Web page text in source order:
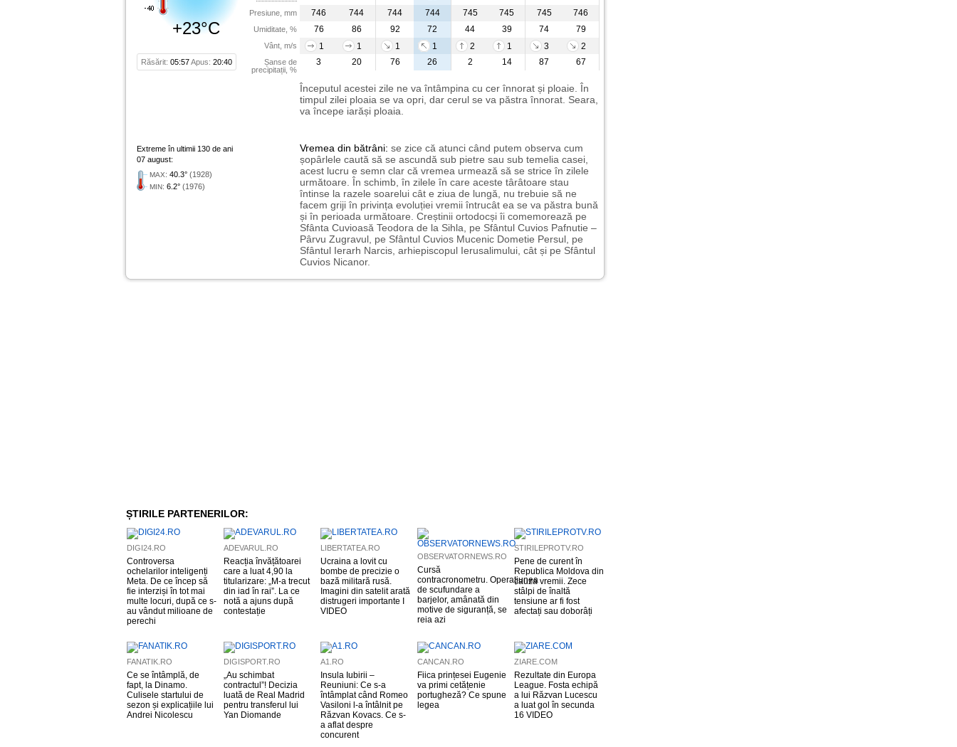
+23°C
Răsărit: 05:57Apus: 20:40
Presiune, mm
Umiditate, %
Vânt, m/s
Șanse de
precipitații, %
746
744 744 744 745 745 745
746
76
86 92 72 44 39 74
79
1
1 1 1 2 1 3
2
3
20 76 26 2 14 87 67
Începutul acestei zile ne va întâmpina cu cer înnorat și ploaie. În
timpul zilei ploaia se va opri, dar cerul se va păstra înnorat. Seara,
va începe iarăși ploaia.
Extreme în ultimii 130 de ani
07 august:
MAX: 40.3° (1928)
MIN: 6.2° (1976)
Vremea din bătrâni: se zice că atunci când putem observa cum
șopârlele caută să se ascundă sub pietre sau sub temelia casei,
acest lucru e semn clar că vremea urmează să se strice în zilele
următoare. În schimb, în zilele în care aceste târâtoare stau
întinse la razele soarelui cât e ziua de lungă, nu trebuie să ne
facem griji în privința evoluției vremii întrucât ea se va păstra bună
și în perioada următoare. Creștinii ortodocși îi comemorează pe
Sfânta Cuvioasă Teodora de la Sihla, pe Sfântul Cuvios Pafnutie –
Pârvu Zugravul, pe Sfântul Cuvios Mucenic Dometie Persul, pe
Sfântul Ierarh Narcis, arhiepiscopul Ierusalimului, cât și pe Sfântul
Cuvios Nicanor.
ȘTIRILE PARTENERILOR:
DIGI24.RO
Controversa
ochelarilor inteligenți
Meta. De ce încep să
fie interziși în tot mai
multe locuri, după ce s-
au vândut milioane de
perechi
ADEVARUL.RO
Reacția învățătoarei
care a luat 4,90 la
titularizare: „M-a trecut
din iad în rai”. La ce
notă a ajuns după
contestație
LIBERTATEA.RO
Ucraina a lovit cu
bombe de precizie o
bază militară rusă.
Imagini din satelit arată
distrugeri importante I
VIDEO
OBSERVATORNEWS.RO
Cursă
contracronometru. Operațiunea
de scufundare a
barjelor, amânată din
motive de siguranță, se
reia azi
STIRILEPROTV.RO
Pene de curent în
Republica Moldova din
cauza vremii. Zece
stâlpi de înaltă
tensiune ar fi fost
afectați sau doborâți
FANATIK.RO
Ce se întâmplă, de
fapt, la Dinamo.
Culisele startului de
sezon și explicațiile lui
Andrei Nicolescu
DIGISPORT.RO
„Au schimbat
contractul”! Decizia
luată de Real Madrid
pentru transferul lui
Yan Diomande
A1.RO
Insula Iubirii –
Reuniuni: Ce s-a
întâmplat când Romeo
Vasiloni l-a întâlnit pe
Răzvan Kovacs. Ce s-
a aflat despre
concurent
CANCAN.RO
Fiica prințesei Eugenie
va primi cetățenie
portugheză? Ce spune
legea
ZIARE.COM
Rezultate din Europa
League. Fosta echipă
a lui Răzvan Lucescu
a luat gol în secunda
16 VIDEO